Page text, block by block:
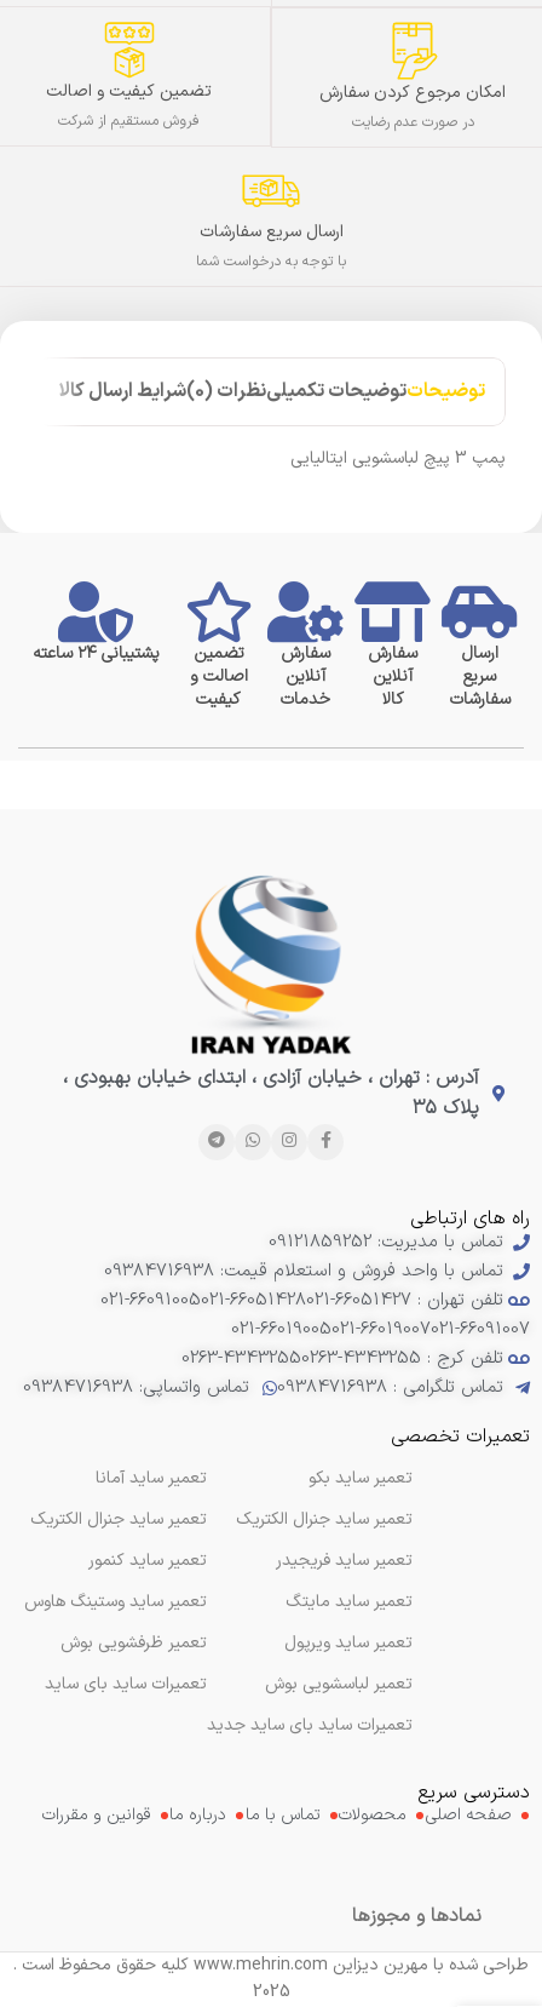
امکان مرجوع کردن سفارش
در صورت عدم رضایت
تضمین کیفیت و اصالت
فروش مستقیم از شرکت
ارسال سریع سفارشات
با توجه به درخواست شما
توضیحاتتوضیحات تکمیلینظرات (0) شرایط ارسال کالا
پمپ 3 پیچ لباسشویی ایتالیایی
ارسال
سریع
سفارشات
سفارش
آنلاین
کالا
سفارش
آنلاین
خدمات
تضمین
اصالت و
کیفیت
پشتیبانی ۲۴ ساعته
آدرس : تهران ، خیابان آزادی ، ابتدای خیابان بهبودی ،
پلاک ۳۵
راه های ارتباطی
تماس با مدیریت: 09121859252
تماس با واحد فروش و استعلام قیمت: 09384716938
تلفن تهران : 66051427-021
021-66051428
021-66091005
021-66091007
021-66019007
021-66019005
تلفن کرج : 4343255-0263
0263-4343255
تماس تلگرامی : 09384716938
تماس واتساپی: 09384716938
تعمیرات تخصصی
تعمیر ساید آمانا
تعمیر ساید جنرال الکتریک
تعمیر ساید کنمور
تعمیر ساید وستینگ هاوس
تعمیر ظرفشویی بوش
تعمیرات ساید بای ساید
تعمیر ساید بکو
تعمیر ساید جنرال الکتریک
تعمیر ساید فریجیدر
تعمیر ساید مایتگ
تعمیر ساید ویرپول
تعمیر لباسشویی بوش
تعمیرات ساید بای ساید جدید
دسترسی سریع
صفحه اصلی محصولات تماس با ما درباره ما قوانین و مقررات
نمادها و مجوزها
طراحی شده با مهرین دیزاین www.mehrin.com کلیه حقوق محفوظ است .
2025